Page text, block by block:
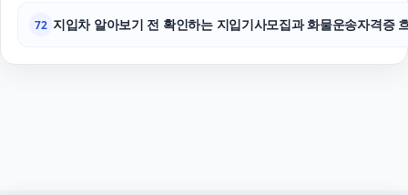
72 지입차 알아보기 전 확인하는 지입기사모집과 화물운송자격증